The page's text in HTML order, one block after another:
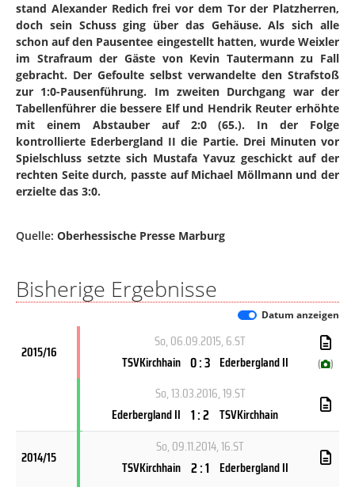
stand Alexander Redich frei vor dem Tor der Platzherren,
doch sein Schuss ging über das Gehäuse. Als sich alle
schon auf den Pausentee eingestellt hatten, wurde Weixler
im Strafraum der Gäste von Kevin Tautermann zu Fall
gebracht. Der Gefoulte selbst verwandelte den Strafstoß
zur 1:0-Pausenführung. Im zweiten Durchgang war der
Tabellenführer die bessere Elf und Hendrik Reuter erhöhte
mit einem Abstauber auf 2:0 (65.). In der Folge
kontrollierte Ederbergland II die Partie. Drei Minuten vor
Spielschluss setzte sich Mustafa Yavuz geschickt auf der
rechten Seite durch, passte auf Michael Möllmann und der
erzielte das 3:0.
Quelle: Oberhessische Presse Marburg
Bisherige Ergebnisse
Datum anzeigen
2015/16
So, 06.09.2015, 6.ST
TSVKirchhain 0 : 3 Ederbergland II ( )
So, 13.03.2016, 19.ST
Ederbergland II 1 : 2 TSVKirchhain
2014/15
So, 09.11.2014, 16.ST
TSVKirchhain 2 : 1 Ederbergland II